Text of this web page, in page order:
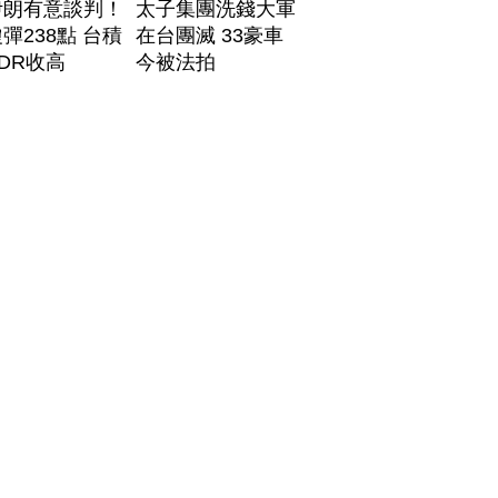
有意談判！
238點 台積
收高
太子集團洗錢大軍
在台團滅 33豪車
今被法拍